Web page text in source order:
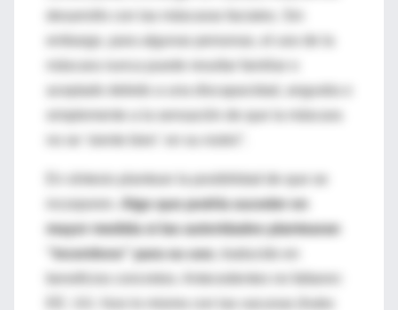
embargo, para algunas personas, el uso de la
aceptado debido a una discapacidad, angustia o
Algo que podría suceder en
mayor medida si las autoridades plantearan
“incentivos” para su uso